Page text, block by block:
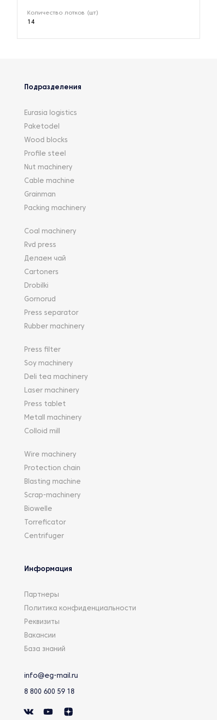
Количество лотков (шт)
14
Подразделения
Eurasia logistics
Paketodel
Wood blocks
Profile steel
Nut machinery
Cable machine
Grainman
Packing machinery
Coal machinery
Rvd press
Делаем чай
Cartoners
Drobilki
Gornorud
Press separator
Rubber machinery
Press filter
Soy machinery
Deli tea machinery
Laser machinery
Press tablet
Metall machinery
Colloid mill
Wire machinery
Protection chain
Blasting machine
Scrap-machinery
Biowelle
Torreficator
Centrifuger
Информация
Партнеры
Политика конфиденциальности
Реквизиты
Вакансии
База знаний
info@eg-mail.ru
8 800 600 59 18